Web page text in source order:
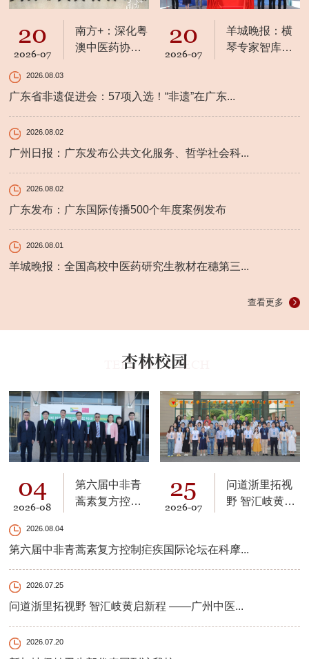
20
2026-07
南方+：深化粤
澳中医药协
20
2026-07
羊城晚报：横
琴专家智库资
文化体验馆名
誉馆长
2026.08.03
广东省非遗促进会：57项入选！“非遗”在广东...
2026.08.02
广州日报：广东发布公共文化服务、哲学社会科...
2026.08.02
广东发布：广东国际传播500个年度案例发布
2026.08.01
羊城晚报：全国高校中医药研究生教材在穗第三...
查看更多
杏林校园
TEFL RESEAECH
04
2026-08
第六届中非青
蒿素复方控制
25
2026-07
问道浙里拓视
野 智汇岐黄启
年人才国情研
修班举行
2026.08.04
第六届中非青蒿素复方控制疟疾国际论坛在科摩...
2026.07.25
问道浙里拓视野 智汇岐黄启新程 ——广州中医...
2026.07.20